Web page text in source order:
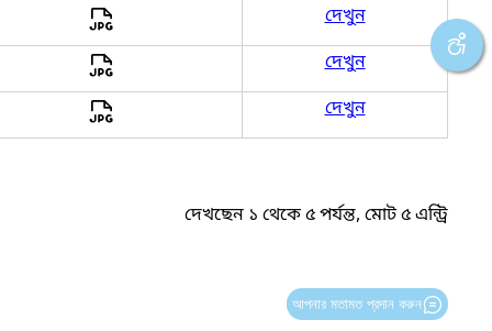
দেখুন
দেখুন
দেখুন
দেখছেন ১ থেকে ৫ পর্যন্ত, মোট ৫ এন্ট্রি
আপনার মতামত প্রদান করুন